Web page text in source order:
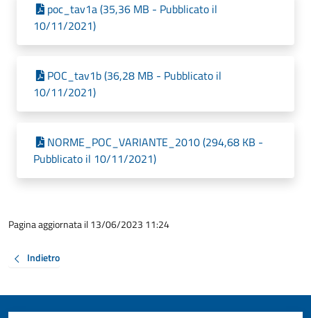
poc_tav1a (35,36 MB - Pubblicato il
10/11/2021)
POC_tav1b (36,28 MB - Pubblicato il
10/11/2021)
NORME_POC_VARIANTE_2010 (294,68 KB -
Pubblicato il 10/11/2021)
Pagina aggiornata il 13/06/2023 11:24
Indietro